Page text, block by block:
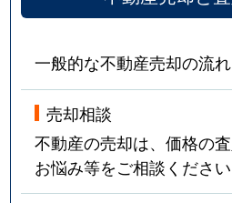
一般的な不動産売却の流れ
売却相談
不動産の売却は、価格の
お悩み等をご相談ください